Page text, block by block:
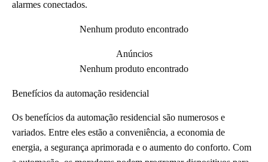
alarmes conectados.
Nenhum produto encontrado
Anúncios
Nenhum produto encontrado
Benefícios da automação residencial
Os benefícios da automação residencial são numerosos e
variados. Entre eles estão a conveniência, a economia de
energia, a segurança aprimorada e o aumento do conforto. Com